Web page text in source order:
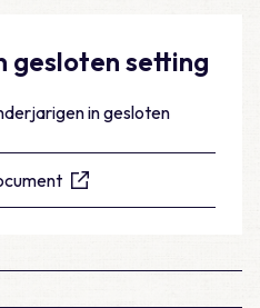
gesloten setting
in gesloten